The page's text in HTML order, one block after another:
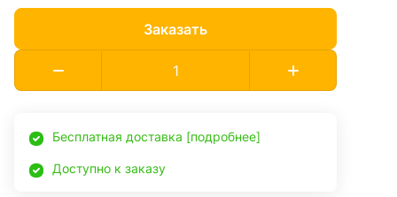
Заказать
Бесплатная доставка [подробнее]
Доступно к заказу